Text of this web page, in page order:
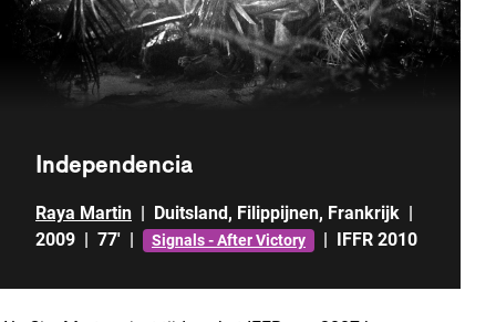
Independencia
Raya Martin | Duitsland, Filippijnen, Frankrijk |
2009 | 77' | Signals - After Victory | IFFR 2010